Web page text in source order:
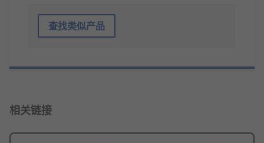
查找类似产品
相关链接